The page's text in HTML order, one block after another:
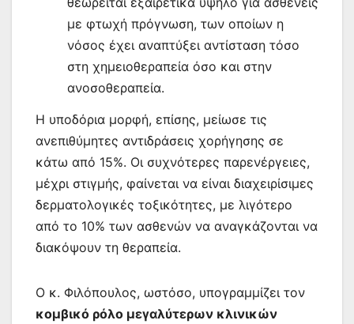
με φτωχή πρόγνωση, των οποίων η
νόσος έχει αναπτύξει αντίσταση τόσο
στη χημειοθεραπεία όσο και στην
ανοσοθεραπεία.
Η υποδόρια μορφή, επίσης, μείωσε τις
ανεπιθύμητες αντιδράσεις χορήγησης σε
κάτω από 15%. Οι συχνότερες παρενέργειες,
μέχρι στιγμής, φαίνεται να είναι διαχειρίσιμες
δερματολογικές τοξικότητες, με λιγότερο
από το 10% των ασθενών να αναγκάζονται να
διακόψουν τη θεραπεία.
Ο κ. Φιλόπουλος, ωστόσο, υπογραμμίζει τον
κομβικό ρόλο μεγαλύτερων κλινικών